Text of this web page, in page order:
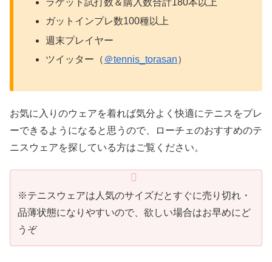
ラケット試打数＆購入数合計180本以上
ガットインプレ数100種以上
週末プレイヤー
ツイッター（ ＠tennis_torasan）
お気に入りのウェアを着れば気分よく快適にテニスをプレ
ーできるようになると思うので、ローチェのおすすめのテ
ニスウェアを探している方はご覧ください。
※テニスウェアは人気のサイズだとすぐに売り切れ・
品薄状態になりやすいので、欲しい場合はお早めにど
うぞ